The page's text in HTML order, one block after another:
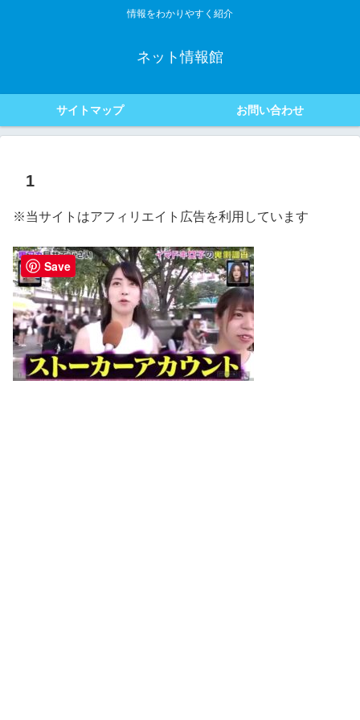
情報をわかりやすく紹介
ネット情報館
サイトマップ お問い合わせ
1
※当サイトはアフィリエイト広告を利用しています
Save